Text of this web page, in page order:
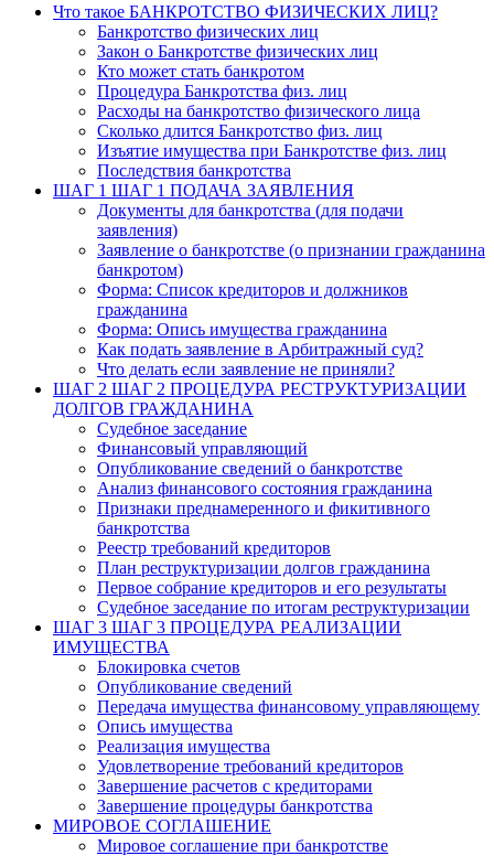
Что такое БАНКРОТСТВО ФИЗИЧЕСКИХ ЛИЦ?
Банкротство физических лиц
Закон о Банкротстве физических лиц
Кто может стать банкротом
Процедура Банкротства физ. лиц
Расходы на банкротство физического лица
Сколько длится Банкротство физ. лиц
Изъятие имущества при Банкротстве физ. лиц
Последствия банкротства
ШАГ 1 ШАГ 1 ПОДАЧА ЗАЯВЛЕНИЯ
Документы для банкротства (для подачи
заявления)
Заявление о банкротстве (о признании гражданина
банкротом)
Форма: Список кредиторов и должников
гражданина
Форма: Опись имущества гражданина
Как подать заявление в Арбитражный суд?
Что делать если заявление не приняли?
ШАГ 2 ШАГ 2 ПРОЦЕДУРА РЕСТРУКТУРИЗАЦИИ
ДОЛГОВ ГРАЖДАНИНА
Судебное заседание
Финансовый управляющий
Опубликование сведений о банкротстве
Анализ финансового состояния гражданина
Признаки преднамеренного и фикитивного
банкротства
Реестр требований кредиторов
План реструктуризации долгов гражданина
Первое собрание кредиторов и его результаты
Судебное заседание по итогам реструктуризации
ШАГ 3 ШАГ 3 ПРОЦЕДУРА РЕАЛИЗАЦИИ
ИМУЩЕСТВА
Блокировка счетов
Опубликование сведений
Передача имущества финансовому управляющему
Опись имущества
Реализация имущества
Удовлетворение требований кредиторов
Завершение расчетов с кредиторами
Завершение процедуры банкротства
МИРОВОЕ СОГЛАШЕНИЕ
Мировое соглашение при банкротстве